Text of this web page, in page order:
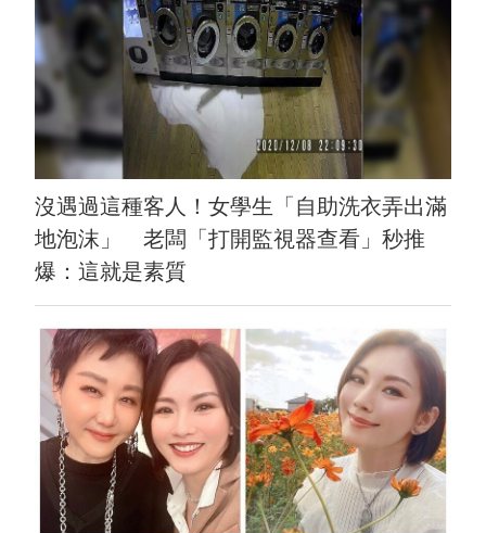
沒遇過這種客人！女學生「自助洗衣弄出滿
地泡沫」 老闆「打開監視器查看」秒推
爆：這就是素質